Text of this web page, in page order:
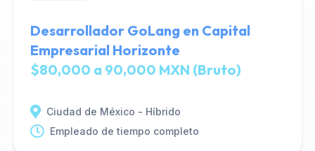
Desarrollador GoLang en Capital
Empresarial Horizonte
$80,000 a 90,000 MXN (Bruto)
Ciudad de México - Híbrido
Empleado de tiempo completo